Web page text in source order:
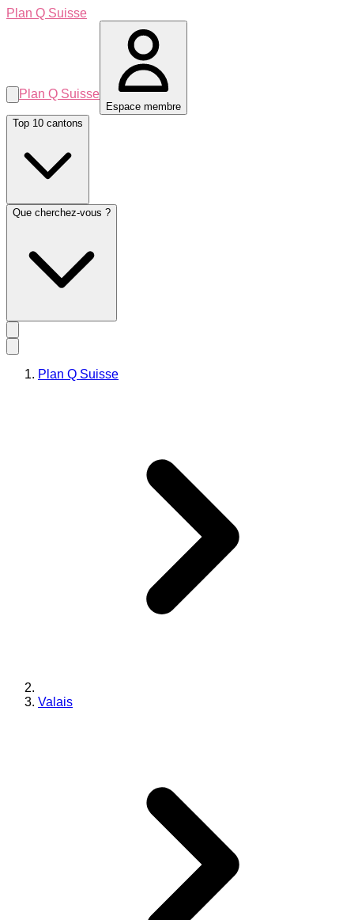
Plan Q Suisse
Plan Q Suisse
Espace membre
Top 10 cantons
Que cherchez-vous ?
Plan Q Suisse
Valais